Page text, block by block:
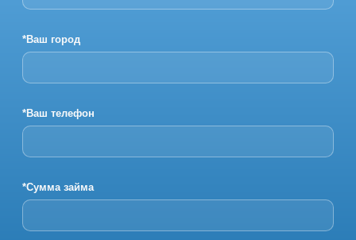
*Ваш город
*Ваш телефон
*Сумма займа